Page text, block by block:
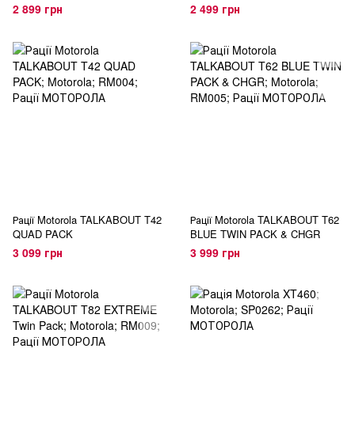
2 899 грн 2 499 грн
Рації Motorola TALKABOUT T42
QUAD PACK
3 099 грн
Рації Motorola TALKABOUT T62
BLUE TWIN PACK & CHGR
3 999 грн